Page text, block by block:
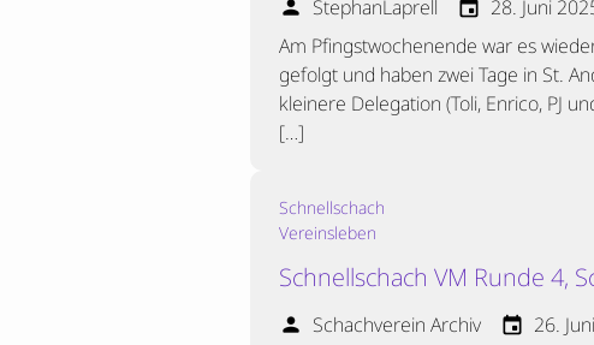
person StephanLaprell event 28. Juni
Am Pfingstwochenende war es
gefolgt und haben zwei Tage in St.
kleinere Delegation (Toli, Enrico, PJ
[…]
Schnellschach
Vereinsleben
Schnellschach VM Runde 4,
person Schachverein Archiv event 26.